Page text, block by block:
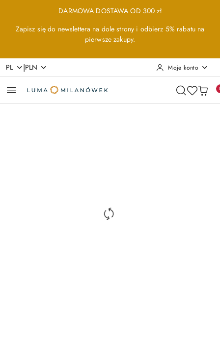
Przejdź do treści głównej
Przejdź do wyszukiwarki
Przejdź do moje konto
Przejdź do menu głównego
Przejdź do opisu produktu
Przejdź do stopkiDARMOWA DOSTAWA OD 300 zł
Zapisz się do newslettera na dole strony i odbierz 5% rabatu na
pierwsze zakupy.
PL |PLN Moje konto